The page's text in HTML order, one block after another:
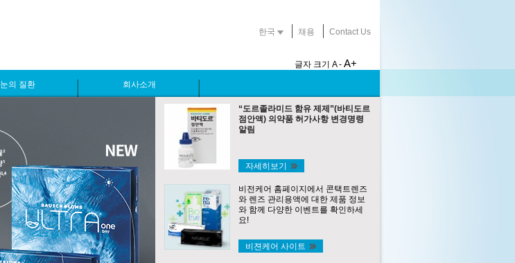
한국 채용 Contact Us
글자 크기 A - A+
눈의 질환 회사소개
“도르졸라미드 함유 제제”(바티도르
점안액) 의약품 허가사항 변경명령
알림
자세히보기
비전케어 홈페이지에서 콘택트렌즈
와 렌즈 관리용액에 대한 제품 정보
와 함께 다양한 이벤트를 확인하세
요!
비젼케어 사이트